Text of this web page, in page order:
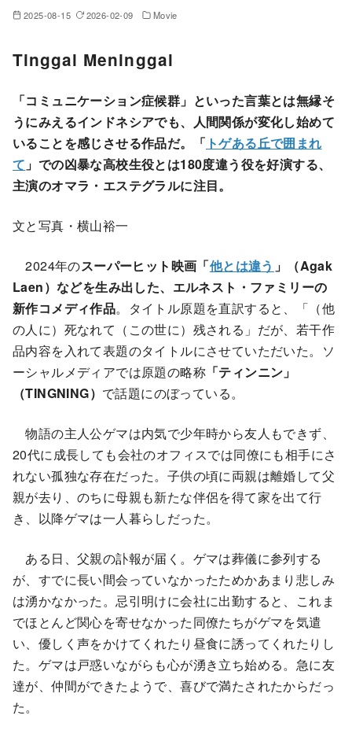
2025-08-15 2026-02-09 Movie
Tinggal Meninggal
「コミュニケーション症候群」といった言葉とは無縁そ
うにみえるインドネシアでも、人間関係が変化し始めて
いることを感じさせる作品だ。「 トゲある丘で囲まれ
て 」での凶暴な高校生役とは180度違う役を好演する、
主演のオマラ・エステグラルに注目。
文と写真・横山裕一
2024年のスーパーヒット映画「他とは違う 」（Agak
Laen）などを生み出した、エルネスト・ファミリーの
新作コメディ作品。タイトル原題を直訳すると、「（他
の人に）死なれて（この世に）残される」だが、若干作
品内容を入れて表題のタイトルにさせていただいた。ソ
ーシャルメディアでは原題の略称 「ティンニン」
（TINGNING） で話題にのぼっている。
物語の主人公ゲマは内気で少年時から友人もできず、
20代に成長しても会社のオフィスでは同僚にも相手にさ
れない孤独な存在だった。子供の頃に両親は離婚して父
親が去り、のちに母親も新たな伴侶を得て家を出て行
き、以降ゲマは一人暮らしだった。
ある日、父親の訃報が届く。ゲマは葬儀に参列する
が、すでに長い間会っていなかったためかあまり悲しみ
は湧かなかった。忌引明けに会社に出勤すると、これま
でほとんど関心を寄せなかった同僚たちがゲマを気遣
い、優しく声をかけてくれたり昼食に誘ってくれたりし
た。ゲマは戸惑いながらも心が湧き立ち始める。急に友
達が、仲間ができたようで、喜びで満たされたからだっ
た。